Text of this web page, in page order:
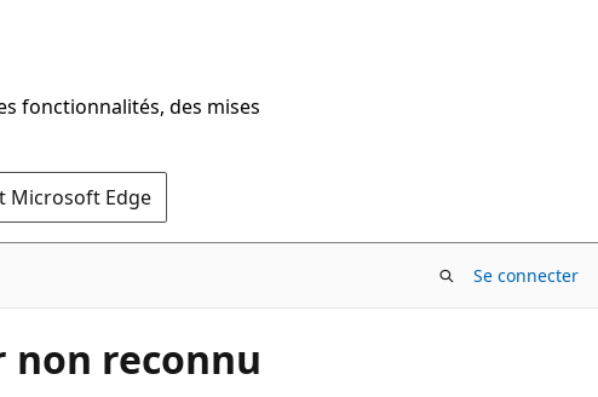
fonctionnalités, des mises
Microsoft Edge
Se connecter
non reconnu